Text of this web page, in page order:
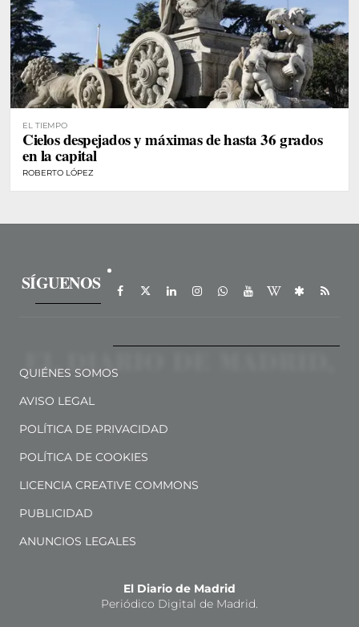
EL TIEMPO
Cielos despejados y máximas de hasta 36 grados
en la capital
ROBERTO LÓPEZ
SÍGUENOS
QUIÉNES SOMOS
AVISO LEGAL
POLÍTICA DE PRIVACIDAD
POLÍTICA DE COOKIES
LICENCIA CREATIVE COMMONS
PUBLICIDAD
ANUNCIOS LEGALES
El Diario de Madrid
Periódico Digital de Madrid.